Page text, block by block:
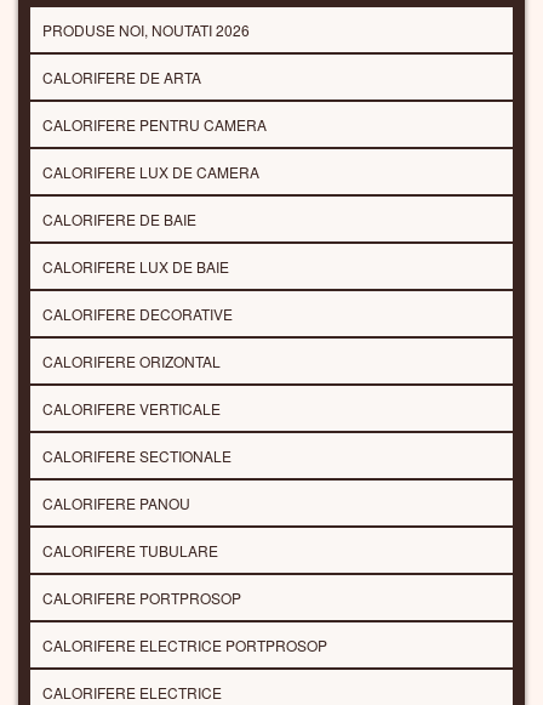
PRODUSE NOI, NOUTATI 2026
CALORIFERE DE ARTA
CALORIFERE PENTRU CAMERA
CALORIFERE LUX DE CAMERA
CALORIFERE DE BAIE
CALORIFERE LUX DE BAIE
CALORIFERE DECORATIVE
CALORIFERE ORIZONTAL
CALORIFERE VERTICALE
CALORIFERE SECTIONALE
CALORIFERE PANOU
CALORIFERE TUBULARE
CALORIFERE PORTPROSOP
CALORIFERE ELECTRICE PORTPROSOP
CALORIFERE ELECTRICE